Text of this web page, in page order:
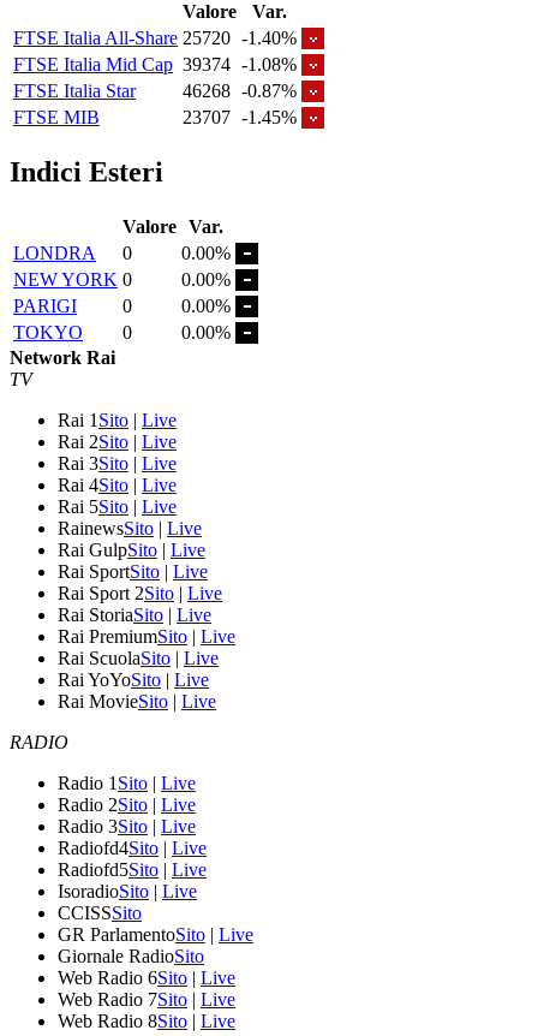
Valore
Var.
FTSE Italia All-Share 25720 -1.40%
FTSE Italia Mid Cap 39374 -1.08%
FTSE Italia Star
46268 -0.87%
FTSE MIB
23707 -1.45%
Indici Esteri
Valore Var.
LONDRA
0
0.00%
NEW YORK 0
0.00%
PARIGI
0
0.00%
TOKYO
0
0.00%
Network Rai
TV
Rai 1 Sito | Live
Rai 2Sito | Live
Rai 3Sito | Live
Rai 4Sito | Live
Rai 5Sito | Live
RainewsSito | Live
Rai GulpSito | Live
Rai SportSito | Live
Rai Sport 2Sito | Live
Rai StoriaSito | Live
Rai PremiumSito | Live
Rai ScuolaSito | Live
Rai YoYoSito | Live
Rai MovieSito | Live
RADIO
Radio 1 Sito | Live
Radio 2Sito | Live
Radio 3Sito | Live
Radiofd4Sito | Live
Radiofd5Sito | Live
IsoradioSito | Live
CCISSSito
GR ParlamentoSito | Live
Giornale RadioSito
Web Radio 6Sito | Live
Web Radio 7Sito | Live
Web Radio 8Sito | Live